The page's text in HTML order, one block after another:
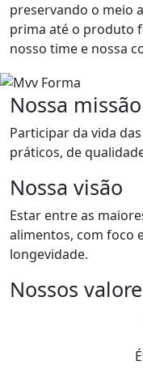
preservando o meio
prima até o produto
nosso time e nossa
Nossa missão
Participar da vida
práticos, de
Nossa visão
Estar entre as
alimentos, com foco
longevidade.
Nossos